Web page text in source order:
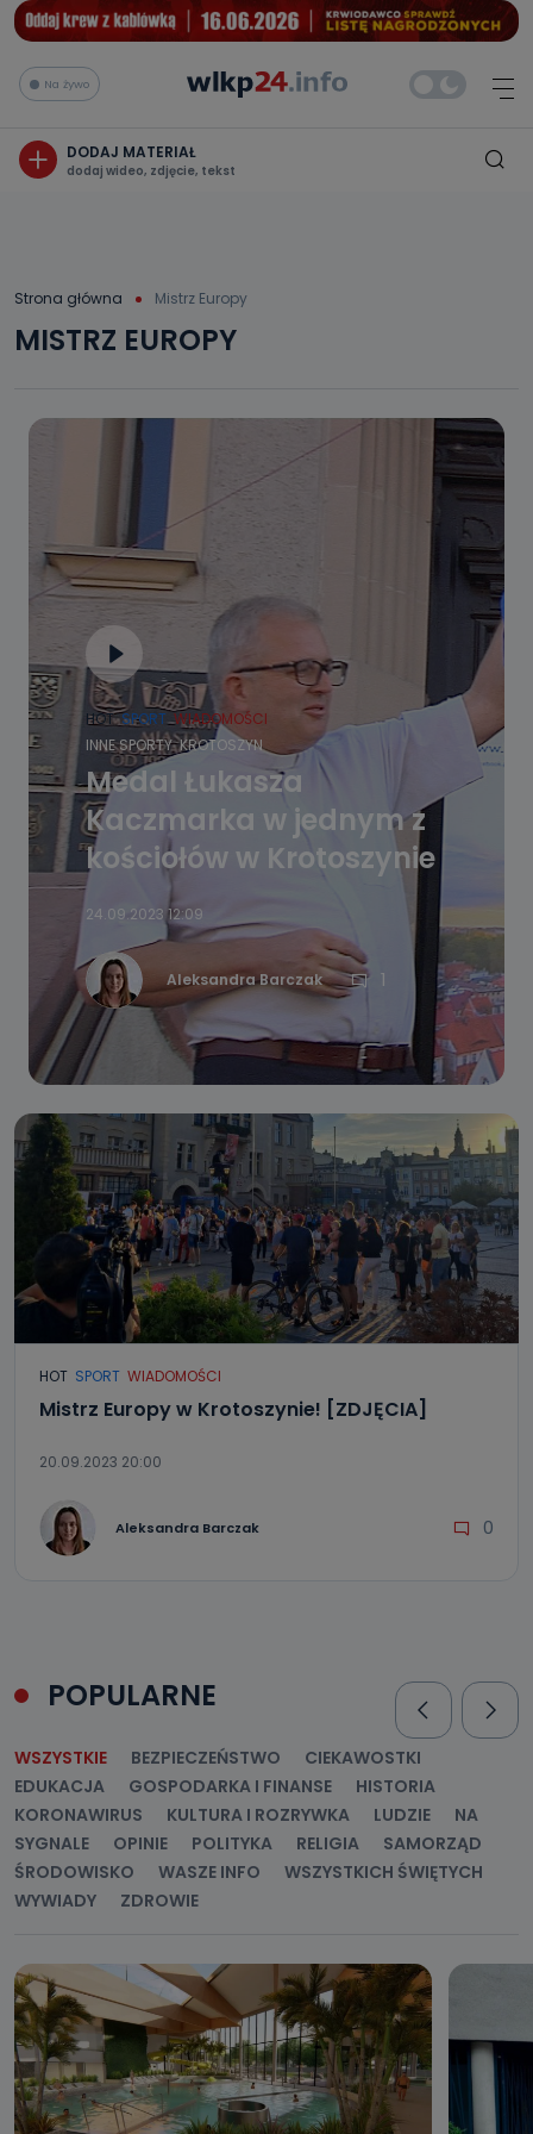
Na żywo
DODAJ MATERIAŁ
dodaj wideo, zdjęcie, tekst
Strona główna Mistrz Europy
MISTRZ EUROPY
HOT SPORT WIADOMOŚCI
INNE SPORTY KROTOSZYN
Medal Łukasza
Kaczmarka w jednym z
kościołów w Krotoszynie
24.09.2023 12:09
Aleksandra Barczak 1
HOT SPORT WIADOMOŚCI
Mistrz Europy w Krotoszynie! [ZDJĘCIA]
20.09.2023 20:00
Aleksandra Barczak 0
POPULARNE
WSZYSTKIE BEZPIECZEŃSTWO
CIEKAWOSTKI
EDUKACJA
GOSPODARKA I FINANSE
HISTORIA
KORONAWIRUS
KULTURA I ROZRYWKA LUDZIE
NA
SYGNALE
OPINIE POLITYKA RELIGIA
SAMORZĄD
ŚRODOWISKO
WASZE INFO
WSZYSTKICH ŚWIĘTYCH
WYWIADY
ZDROWIE